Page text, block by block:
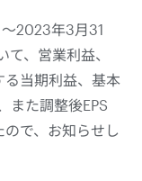
2023年3月31
、営業利益、
る当期利益、基本
また調整後EPS
で、お知らせし